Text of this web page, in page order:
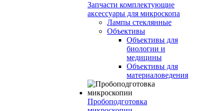
Запчасти комплектующие
аксессуары для микроскопа
Лампы стеклянные
Объективы
Объективы для
биологии и
медицины
Объективы для
материаловедения
Пробоподготовка